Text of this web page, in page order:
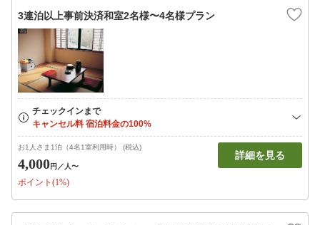
3連泊以上事前決済和室2名様〜4名様プラン
お1人さま1泊（4名1室利用時） (税込)
4,000円 ／人〜
ポイント(1%)
詳細を見る